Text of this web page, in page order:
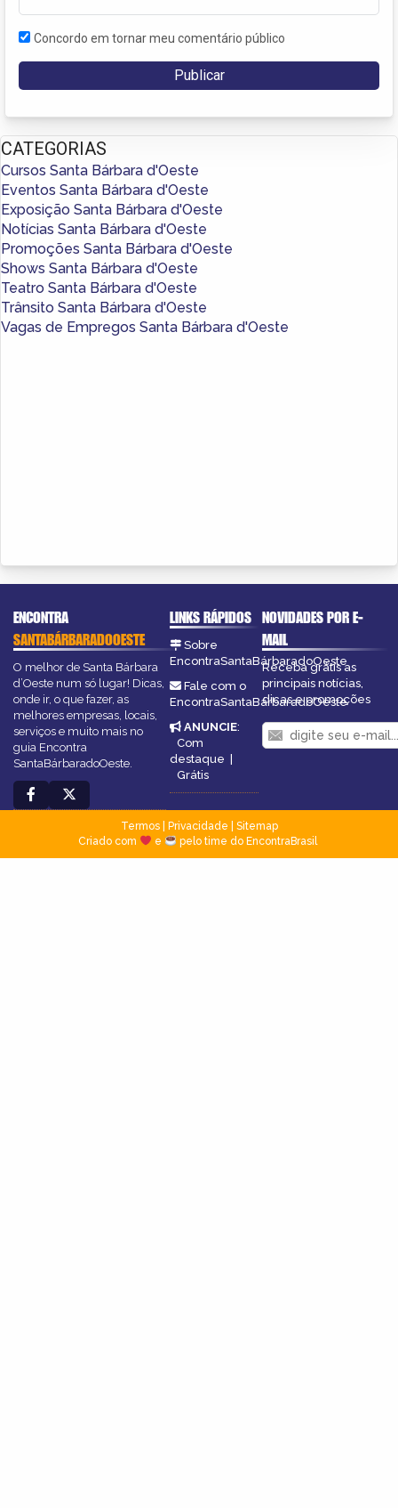
Concordo em tornar meu comentário público
CATEGORIAS
Cursos Santa Bárbara d'Oeste
Eventos Santa Bárbara d'Oeste
Exposição Santa Bárbara d'Oeste
Notícias Santa Bárbara d'Oeste
Promoções Santa Bárbara d'Oeste
Shows Santa Bárbara d'Oeste
Teatro Santa Bárbara d'Oeste
Trânsito Santa Bárbara d'Oeste
Vagas de Empregos Santa Bárbara d'Oeste
ENCONTRA
SANTABÁRBARADOOESTE
O melhor de Santa Bárbara
d’Oeste num só lugar! Dicas,
onde ir, o que fazer, as
melhores empresas, locais,
serviços e muito mais no
guia Encontra
SantaBárbaradoOeste.
LINKS RÁPIDOS
Sobre
EncontraSantaBárbaradoOeste
Fale com o
EncontraSantaBárbaradoOeste
ANUNCIE:
Com
destaque |
Grátis
NOVIDADES POR E-
MAIL
Receba grátis as
principais notícias,
dicas e promoções
Termos| Privacidade
Sitemap
Criado com
e pelo time do EncontraBrasil